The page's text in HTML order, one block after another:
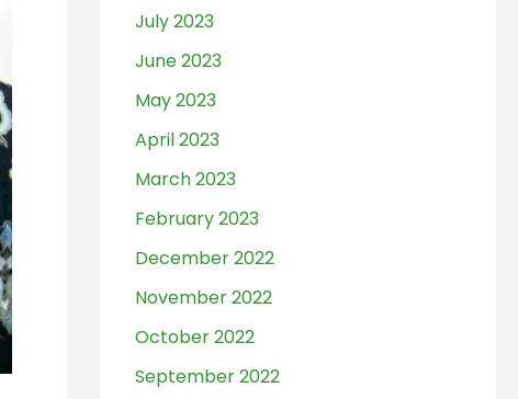
July 2023
June 2023
May 2023
April 2023
March 2023
February 2023
December 2022
November 2022
October 2022
September 2022